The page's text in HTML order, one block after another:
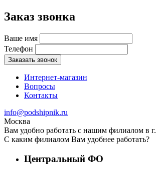
Заказ звонка
Ваше имя
Телефон
Заказать звонок
Интернет-магазин
Вопросы
Контакты
info@podshipnik.ru
Москва
Вам удобно работать с нашим филиалом в г.
С каким филиалом Вам удобнее работать?
Центральный ФО